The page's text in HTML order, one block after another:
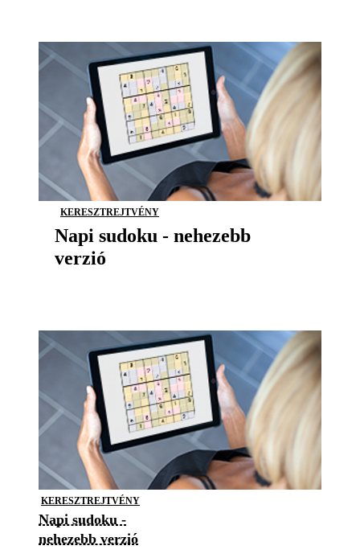
KERESZTREJTVÉNY
Napi sudoku - nehezebb
verzió
KERESZTREJTVÉNY
Napi sudoku -
nehezebb verzió